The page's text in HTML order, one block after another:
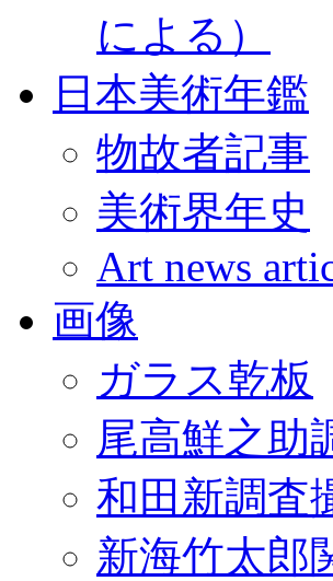
による）
日本美術年鑑
物故者記事
美術界年史
Art news
画像
ガラス乾板
尾高鮮之助
和田新調査
新海竹太郎